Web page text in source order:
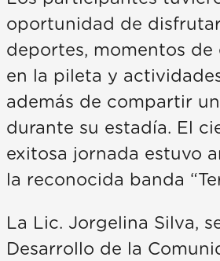
oportunidad de
deportes, momentos de
en la pileta y
además de compartir
durante su estadía. El
exitosa jornada estuvo
la reconocida banda
La Lic. Jorgelina Silva,
Desarrollo de la